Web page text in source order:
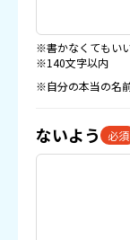
※書かなくてもい
※140文字以内
※自分の本当の名
ないよう 必須